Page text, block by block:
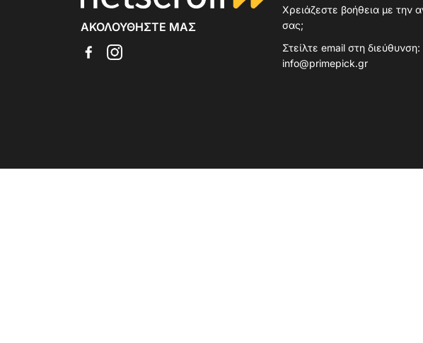
ΑΚΟΛΟΥΘΉΣΤΕ ΜΑΣ
Χρειάζεστε βοήθεια με την
σας;
Στείλτε email στη διεύθυνση:
info@primepick.gr